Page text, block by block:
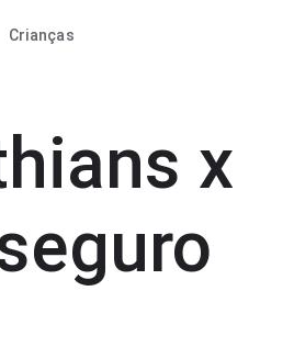
Crianças
x